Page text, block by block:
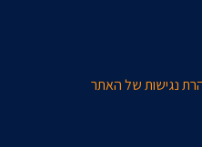
נגישות של האתר